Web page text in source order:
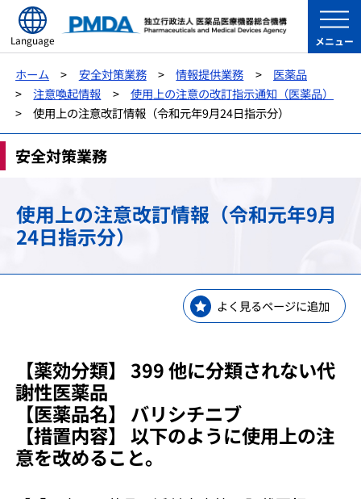
Language メニュー
ホーム 安全対策業務 情報提供業務
医薬品
注意喚起情報
使用上の注意の改訂指示通知（医薬品）
使用上の注意改訂情報（令和元年9月24日指示分）
安全対策業務
使用上の注意改訂情報（令和元年9月
24日指示分）
よく見るページに追加
【薬効分類】 399 他に分類されない代
謝性医薬品
【医薬品名】 バリシチニブ
【措置内容】 以下のように使用上の注
意を改めること。